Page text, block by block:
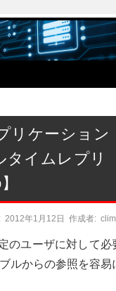
リケーション
タイムレプリ
2012年1月12日 作成者:
のユーザに対して必
ルからの参照を容易